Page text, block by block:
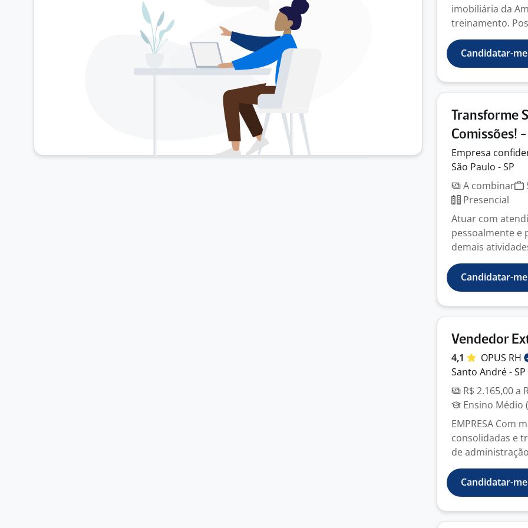
imobiliária da
treinamento.
Candidatar-me
Transforme
Comissões!
Empresa
São Paulo - SP
A combinar
Presencial
Atuar com
pessoalmente e
demais
Candidatar-me
Vendedor
4,1 OPUS RH
Santo André - SP
R$ 2.165,00 a
Ensino Médio
EMPRESA Com
consolidadas e
de
Candidatar-me